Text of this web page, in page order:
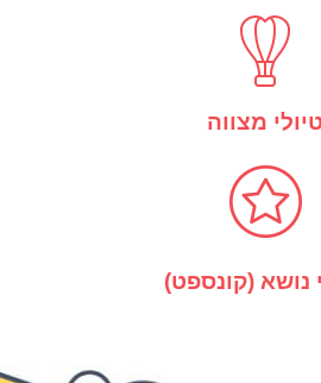
טיולי מצווה
נושא (קונספט)